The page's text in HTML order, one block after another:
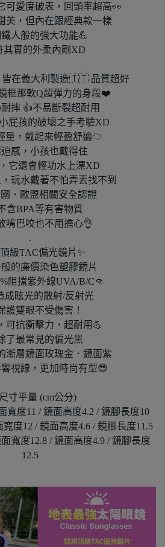
可愛度破表，回頭率超高👀
美，但內在跟經典款一樣
人般的強大功能💪
其實的外柔內剛XD
皆在義大利製造🇮🇹 品質超好
框那軟Q超彈力的身段❤️
摔 👍不易斷裂超耐用
屁孩的破壞之手考驗XD
量，戴起來輕盈舒適☁
感，小孩也戴得住
它還會輕功水上漂XD
玩水戴著不怕弄丟找不到
、歐盟相關安全認證
含BPA等有害物質
嘴巴咬也不用擔心👌
.
級TAC偏光鏡片✨
的廉價染色塑膠鏡片
阻擋紫外線UVA/B/C👊
成眩光的散射/反射光
護雙眼不受傷害！
可抗衝擊力，超耐用💪
了最常見的偏光黑
漸層鏡面玫瑰金．鏡面紫
視線，更加時尚有型😎
寸平量 (cm公分)
寬度11 / 鏡面高度4.2 / 鏡腳長度10
寬度12 / 鏡面高度4.6 / 鏡腳長度11.5
寬度12.8 / 鏡面高度4.9 / 鏡腳長度
12.5